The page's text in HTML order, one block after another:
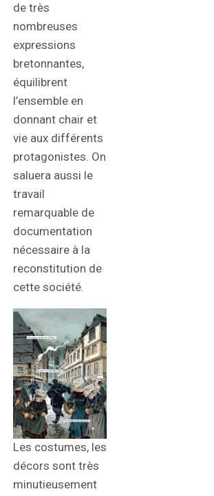
de très
nombreuses
expressions
bretonnantes,
équilibrent
l’ensemble en
donnant chair et
vie aux différents
protagonistes. On
saluera aussi le
travail
remarquable de
documentation
nécessaire à la
reconstitution de
cette société.
Les costumes, les
décors sont très
minutieusement